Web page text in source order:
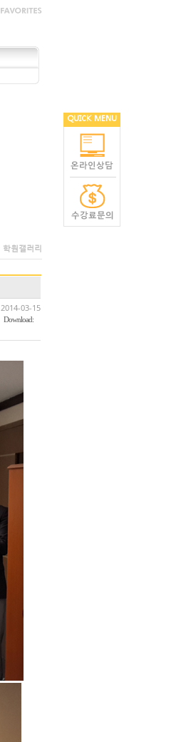
학원갤러리
2014-03-15
Download:
QUICK MENU